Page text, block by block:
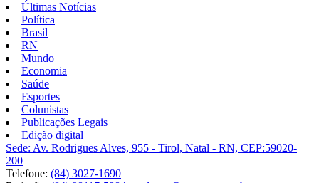
Últimas Notícias
Política
Brasil
RN
Mundo
Economia
Saúde
Esportes
Colunistas
Publicações Legais
Edição digital
Sede: Av. Rodrigues Alves, 955 - Tirol, Natal - RN, CEP:59020-
200
Telefone: (84) 3027-1690